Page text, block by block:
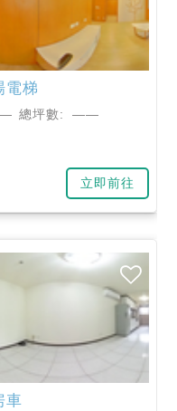
電梯
總坪數:
——
立即前往
車